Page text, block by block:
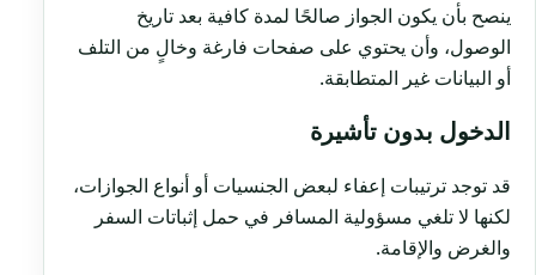
ينصح بأن يكون الجواز صالحًا لمدة كافية بعد تاريخ
الوصول، وأن يحتوي على صفحات فارغة وخالٍ من التلف
أو البيانات غير المتطابقة.
الدخول بدون تأشيرة
قد توجد ترتيبات إعفاء لبعض الجنسيات أو أنواع الجوازات،
لكنها لا تلغي مسؤولية المسافر في حمل إثباتات السفر
والغرض والإقامة.